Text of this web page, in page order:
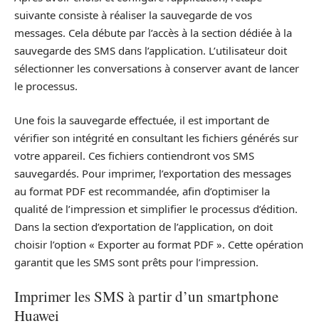
suivante consiste à réaliser la sauvegarde de vos
messages. Cela débute par l’accès à la section dédiée à la
sauvegarde des SMS dans l’application. L’utilisateur doit
sélectionner les conversations à conserver avant de lancer
le processus.
Une fois la sauvegarde effectuée, il est important de
vérifier son intégrité en consultant les fichiers générés sur
votre appareil. Ces fichiers contiendront vos SMS
sauvegardés. Pour imprimer, l’exportation des messages
au format PDF est recommandée, afin d’optimiser la
qualité de l’impression et simplifier le processus d’édition.
Dans la section d’exportation de l’application, on doit
choisir l’option « Exporter au format PDF ». Cette opération
garantit que les SMS sont prêts pour l’impression.
Imprimer les SMS à partir d’un smartphone
Huawei